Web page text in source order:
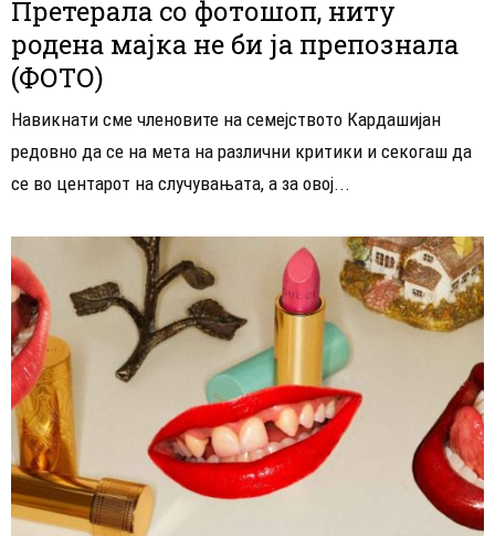
Претерала со фотошоп, ниту
родена мајка не би ја препознала
(ФОТО)
Навикнати сме членовите на семејството Кардашијан
редовно да се на мета на различни критики и секогаш да
се во центарот на случувањата, а за овој...